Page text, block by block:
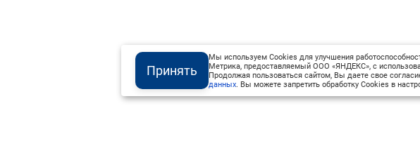
Принять
Мы используем Cookies для улучшения
Метрика, предоставляемый ООО «ЯНДЕКС», с
Продолжая пользоваться сайтом, Вы даете свое
данных . Вы можете запретить обработку Cookies в